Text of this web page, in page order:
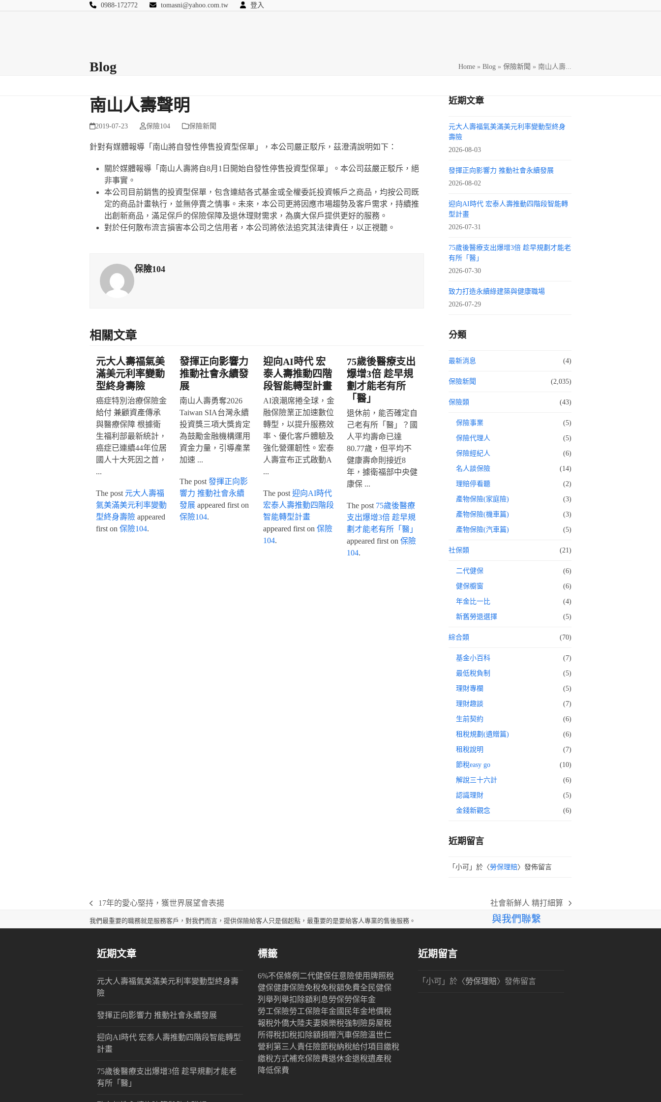
0988-172772 tomasni@yahoo.com.tw 登入
Blog Home » Blog » 保險新聞 » 南山人壽...
南山人壽聲明
2019-07-23 保險104 保險新聞
針對有媒體報導「南山將自發性停售投資型保單」，本公司嚴正駁斥，茲澄清說明如下：
關於媒體報導「南山人壽將自8月1日開始自發性停售投資型保單」。本公司茲嚴正駁斥，絕
非事實。
本公司目前銷售的投資型保單，包含連結各式基金或全權委託投資帳戶之商品，均按公司既
定的商品計畫執行，並無停賣之情事。未來，本公司更將因應市場趨勢及客戶需求，持續推
出創新商品，滿足保戶的保險保障及退休理財需求，為廣大保戶提供更好的服務。
對於任何散布流言損害本公司之信用者，本公司將依法追究其法律責任，以正視聽。
保險104
相關文章
元大人壽福氣美
滿美元利率變動
型終身壽險
癌症特別治療保險金
給付 兼顧資產傳承
與醫療保障 根據衛
生福利部最新統計，
癌症已連續44年位居
國人十大死因之首，
...
The post 元大人壽福
氣美滿美元利率變動
型終身壽險appeared
first on 保險104.
發揮正向影響力
推動社會永續發
展
南山人壽勇奪2026
Taiwan SIA台灣永續
投資獎三項大獎肯定
為鼓勵金融機構運用
資金力量，引導產業
加速 ...
The post 發揮正向影
響力 推動社會永續
發展appeared first on
保險104.
迎向AI時代 宏
泰人壽推動四階
段智能轉型計畫
AI浪潮席捲全球，金
融保險業正加速數位
轉型，以提升服務效
率、優化客戶體驗及
強化營運韌性。宏泰
人壽宣布正式啟動A
...
The post 迎向AI時代
宏泰人壽推動四階段
智能轉型計畫
appeared first on 保險
104.
75歲後醫療支出
爆增3倍 趁早規
劃才能老有所
「醫」
退休前，能否確定自
己老有所「醫」？國
人平均壽命已達
80.77歲，但平均不
健康壽命則接近8
年，據衛福部中央健
康保 ...
The post 75歲後醫療
支出爆增3倍 趁早規
劃才能老有所「醫」
appeared first on 保險
104.
近期文章
元大人壽福氣美滿美元利率變動型終身
壽險
2026-08-03
發揮正向影響力 推動社會永續發展
2026-08-02
迎向AI時代 宏泰人壽推動四階段智能轉
型計畫
2026-07-31
75歲後醫療支出爆增3倍 趁早規劃才能老
有所「醫」
2026-07-30
致力打造永續綠建築與健康職場
2026-07-29
分類
最新消息 (4)
保險新聞 (2,035)
保險類 (43)
保險事業 (5)
保險代理人 (5)
保險經紀人 (6)
名人談保險 (14)
理賠停看聽 (2)
產物保險(家庭險) (3)
產物保險(機車篇) (3)
產物保險(汽車篇) (5)
社保類 (21)
二代健保 (6)
健保櫥窗 (6)
年金比一比 (4)
新舊勞退選擇 (5)
綜合類 (70)
基金小百科 (7)
最低稅負制 (5)
理財專欄 (5)
理財趣談 (7)
生前契約 (6)
租稅規劃(遺贈篇) (6)
租稅說明 (7)
節稅easy go (10)
解說三十六計 (6)
認識理財 (5)
金錢新觀念 (6)
近期留言
「 小可 」於〈勞保理賠〉發佈留言
previous
post:
17年的愛心堅持，獲世界展望會表揚
next
post:
社會新鮮人 精打細算
我們最重要的職務就是服務客戶，對我們而言，提供保險給客人只是個起點，最重要的是要給客人專業的售後服務。 與我們聯繫
近期文章
元大人壽福氣美滿美元利率變動型終身壽
險
發揮正向影響力 推動社會永續發展
迎向AI時代 宏泰人壽推動四階段智能轉型
計畫
75歲後醫療支出爆增3倍 趁早規劃才能老
有所「醫」
標籤
6%不保條例 二代健保任意險使用牌照稅
健保健康保險免稅免稅額免費全民健保
列舉列舉扣除額利息勞保勞保年金
勞工保險勞工保險年金國民年金地價稅
報稅外僑大陸夫妻娛樂稅強制險房屋稅
所得稅扣稅扣除額捐贈汽車保險溫世仁
營利 第三人責任險節稅納稅給付項目 繳稅
繳稅方式補充保險費退休金退稅遺產稅
降低保費
近期留言
「小可 」於〈勞保理賠〉發佈留言